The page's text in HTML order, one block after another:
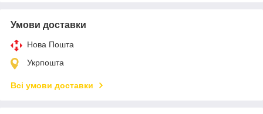
Умови доставки
Нова Пошта
Укрпошта
Всі умови доставки